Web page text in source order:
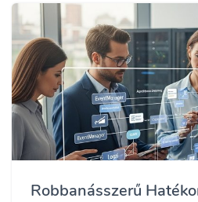
Robbanásszerű